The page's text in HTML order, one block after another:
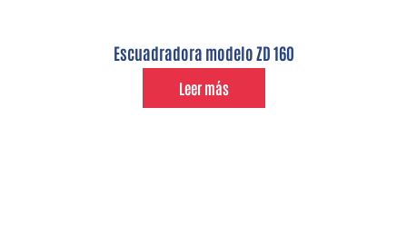
Escuadradora modelo ZD 160
Leer más